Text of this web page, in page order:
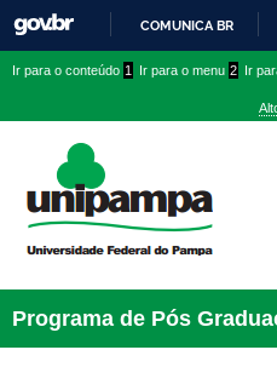
COMUNICA BR
conteúdo
menu
superior
menu
Ir para o conteúdo 1 Ir para o menu 2 Ir